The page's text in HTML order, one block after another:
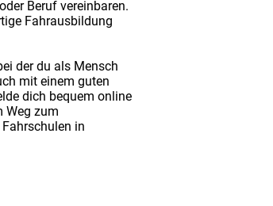
Beruf vereinbaren.
Fahrausbildung
der du als Mensch
mit einem guten
dich bequem online
Weg zum
in